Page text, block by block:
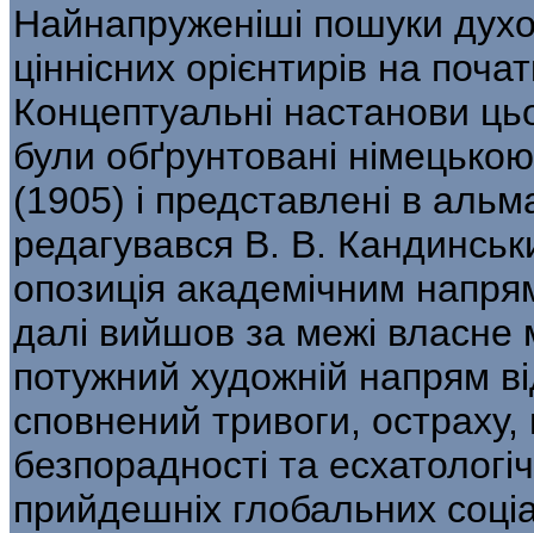
Найнапруженіші пошуки
ціннісних орієнтирів на
Концептуальні на­станови
були обґрунтовані
(1905) і представлені в
редагувався В. В.
опозиція академічним
далі вийшов за межі власне
потужний художній напрям
сповнений тривоги, остраху,
безпорадності та
прийдешніх глобальних